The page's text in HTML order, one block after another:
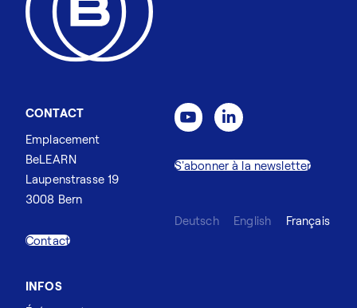
CONTACT
Emplacement
BeLEARN
Laupenstrasse 19
3008 Bern
Contact
INFOS
S'abonner à la newsletter
Deutsch English Français